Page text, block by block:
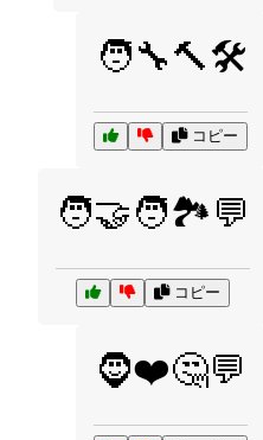
🧑‍🔧🔨🛠️
コピー
🧑‍🤝‍🧑🏞️💬
コピー
🧔❤️🤔💬